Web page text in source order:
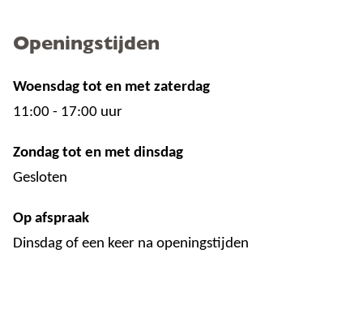
Openingstijden
Woensdag tot en met zaterdag
11:00 - 17:00 uur
Zondag tot en met dinsdag
Gesloten
Op afspraak
Dinsdag of een keer na openingstijden